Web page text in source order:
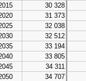
30 328
31 373
32 038
32 512
33 194
33 805
34 311
34 707